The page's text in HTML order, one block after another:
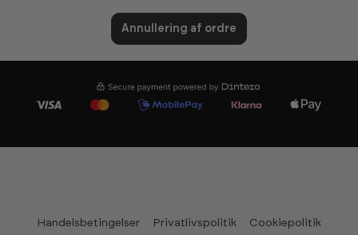
Annullering af ordre
Handelsbetingelser
Privatlivspolitik Cookiepolitik